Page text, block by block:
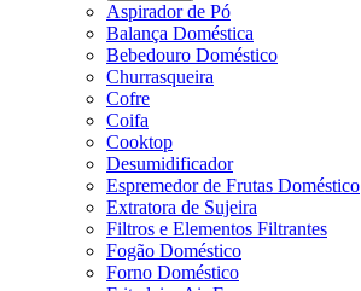
Aspirador de Pó
Balança Doméstica
Bebedouro Doméstico
Churrasqueira
Cofre
Coifa
Cooktop
Desumidificador
Espremedor de Frutas Doméstico
Extratora de Sujeira
Filtros e Elementos Filtrantes
Fogão Doméstico
Forno Doméstico